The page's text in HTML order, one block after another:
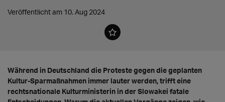
Veröffentlicht am 10. Aug 2024
Während in Deutschland die Proteste gegen die geplanten
Kultur-Sparmaßnahmen immer lauter werden, trifft eine
rechtsnationale Kulturministerin in der Slowakei fatale